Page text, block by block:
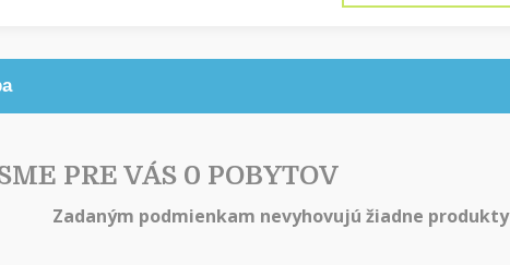
PRE VÁS 0 POBYTOV
Zadaným podmienkam nevyhovujú žiadne produkty